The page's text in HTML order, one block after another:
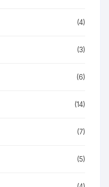
(4)
(3)
(6)
(14)
(7)
(5)